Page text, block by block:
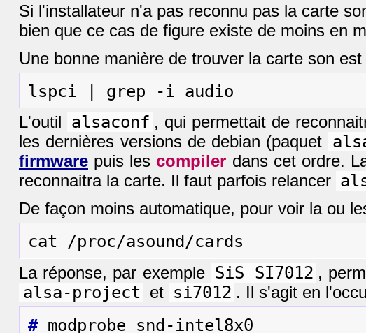
Si l'installateur n'a pas reconnu pas la carte
bien que ce cas de figure existe de moins en
Une bonne manière de trouver la carte son
L'outil alsaconf , qui permettait de
les dernières versions de debian (paquet
firmware puis les compiler dans cet ordre.
reconnaitra la carte. Il faut parfois relancer
De façon moins automatique, pour voir la ou
La réponse, par exemple SiS SI7012 ,
alsa-project et si7012 . Il s'agit en
#